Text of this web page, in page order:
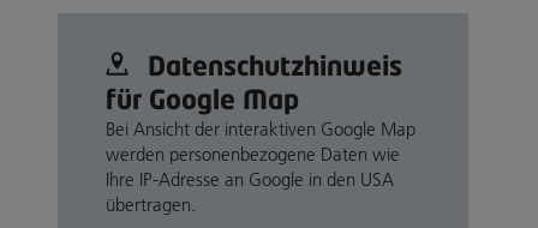
Datenschutz­hinweis
für Google Map
Bei Ansicht der interaktiven Google Map
werden personenbezogene Daten wie
Ihre IP-Adresse an Google in den USA
übertragen.